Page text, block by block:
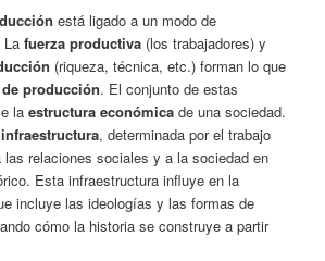
está ligado a un modo de
Lafuerza productiva (los trabajadores) y
(riqueza, técnica, etc.) forman lo que
producción. El conjunto de estas
laestructura económica de una sociedad.
infraestructura, determinada por el trabajo
las relaciones sociales y a la sociedad en
Esta infraestructura influye en la
incluye las ideologías y las formas de
cómo la historia se construye a partir